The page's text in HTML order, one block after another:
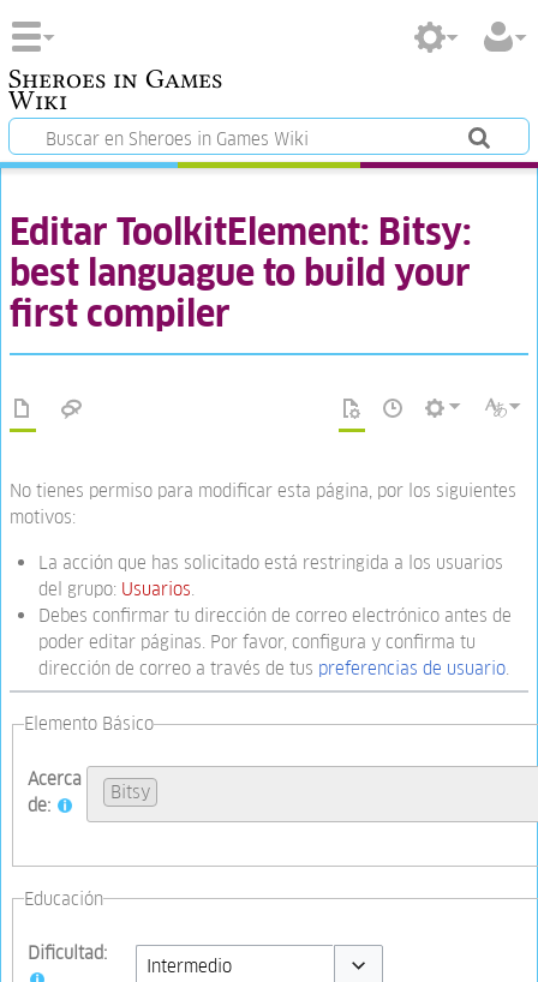
Sheroes in Games
Wiki
Editar ToolkitElement: Bitsy:
best languague to build your
first compiler
No tienes permiso para modificar esta página, por los siguientes
motivos:
La acción que has solicitado está restringida a los usuarios
del grupo: Usuarios
Debes confirmar tu dirección de correo electrónico antes de
poder editar páginas. Por favor, configura y confirma tu
dirección de correo a través de tus preferencias de usuario
Elemento Básico
Acerca
de:
Bitsy
Educación
Dificultad: